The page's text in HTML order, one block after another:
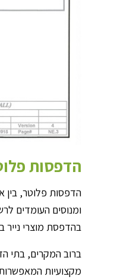
הדפסות
הדפסות פלוטר, בין
ומנוסים העומדים
בהדפסת מוצרי נייר
ברוב המקרים, בתי
מקצועיות